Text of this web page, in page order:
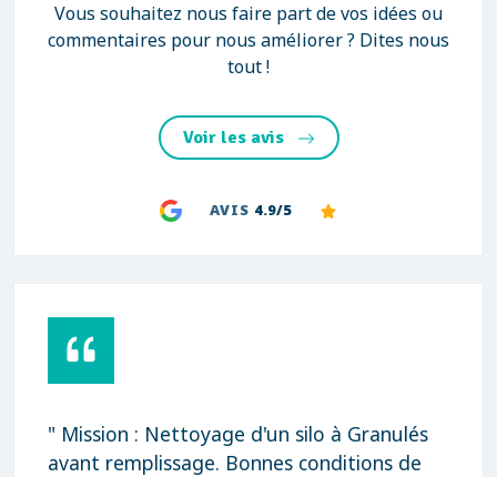
Vous souhaitez nous faire part de vos idées ou
commentaires pour nous améliorer ? Dites nous
tout !
Voir les avis
AVIS 4.9/5
" Mission : Nettoyage d'un silo à Granulés
avant remplissage. Bonnes conditions de